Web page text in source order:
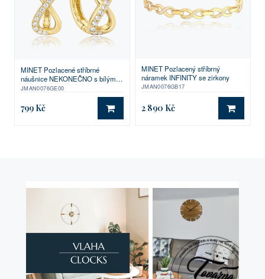
MINET Pozlacené stříbrné
náušnice NEKONEČNO s bílými
zirkony
JMAN0076GE00
799 Kč DO KOŠÍKU
MINET Pozlacený stříbrný
náramek INFINITY se zirkony
JMAN0076GB17
2 890 Kč DO